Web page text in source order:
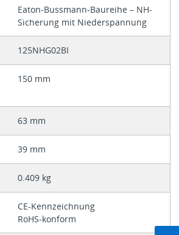
Eaton-Bussmann-Baureihe – NH-
Sicherung mit Niederspannung
125NHG02BI
150 mm
63 mm
39 mm
0.409 kg
CE-Kennzeichnung
RoHS-konform